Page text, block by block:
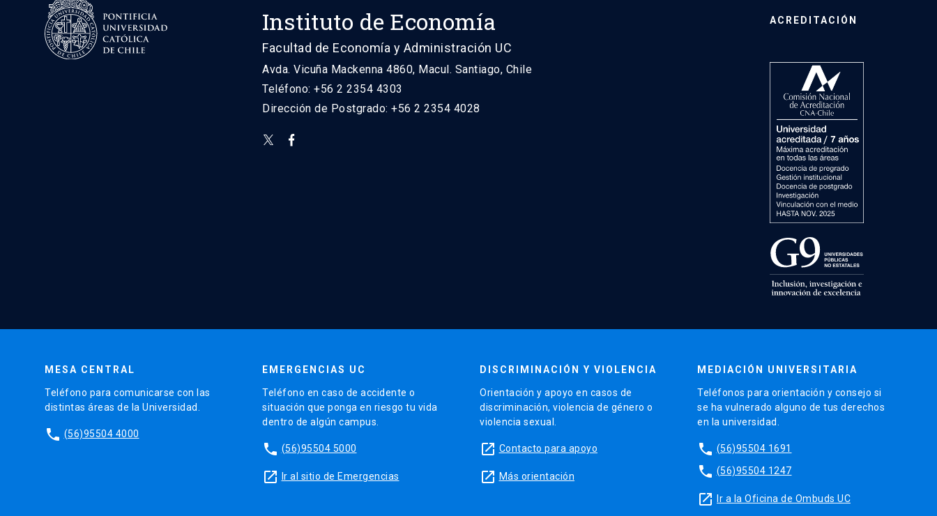
Instituto de Economía
Facultad de Economía y Administración UC
Avda. Vicuña Mackenna 4860, Macul. Santiago, Chile
Teléfono: +56 2 2354 4303
Dirección de Postgrado: +56 2 2354 4028
ACREDITACIÓN
MESA CENTRAL
Teléfono para comunicarse con las
distintas áreas de la Universidad.
phone (56)95504 4000
EMERGENCIAS UC
Teléfono en caso de accidente o
situación que ponga en riesgo tu vida
dentro de algún campus.
phone (56)95504 5000
launch Ir al sitio de Emergencias
DISCRIMINACIÓN Y VIOLENCIA
Orientación y apoyo en casos de
discriminación, violencia de género o
violencia sexual.
launch Contacto para apoyo
launch Más orientación
MEDIACIÓN UNIVERSITARIA
Teléfonos para orientación y consejo si
se ha vulnerado alguno de tus derechos
en la universidad.
phone (56)95504 1691
phone (56)95504 1247
launch Ir a la Oficina de Ombuds UC